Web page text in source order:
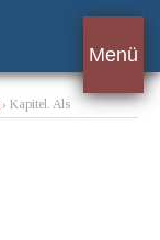
Menü
› Kapitel. Als